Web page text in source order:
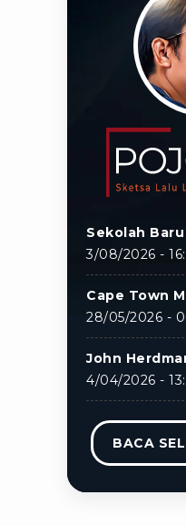
Sekolah
3/08/2026 -
Cape Town
28/05/2026 -
John
4/04/2026 -
BACA